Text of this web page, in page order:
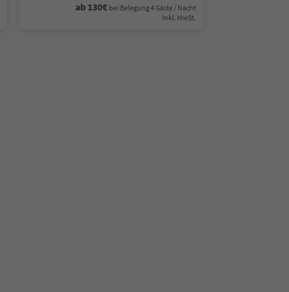
ab 130€ bei Belegung 4 Gäste / Nacht
Inkl. MwSt.